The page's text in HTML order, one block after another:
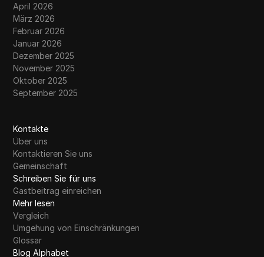
April 2026
März 2026
Februar 2026
Januar 2026
Dezember 2025
November 2025
Oktober 2025
September 2025
Kontakte
Über uns
Kontaktieren Sie uns
Gemeinschaft
Schreiben Sie für uns
Gastbeitrag einreichen
Mehr lesen
Vergleich
Umgehung von Einschränkungen
Glossar
Blog Alphabet